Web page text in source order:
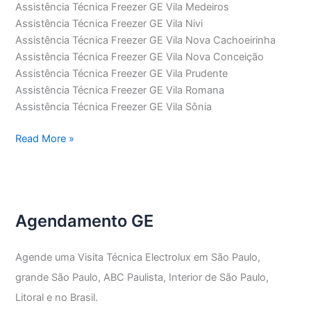
Assistência Técnica Freezer GE Vila Medeiros
Assistência Técnica Freezer GE Vila Nivi
Assistência Técnica Freezer GE Vila Nova Cachoeirinha
Assistência Técnica Freezer GE Vila Nova Conceição
Assistência Técnica Freezer GE Vila Prudente
Assistência Técnica Freezer GE Vila Romana
Assistência Técnica Freezer GE Vila Sônia
Assistência
Read More »
Agendamento GE
Agende uma Visita Técnica Electrolux em São Paulo,
grande São Paulo, ABC Paulista, Interior de São Paulo,
Litoral e no Brasil.